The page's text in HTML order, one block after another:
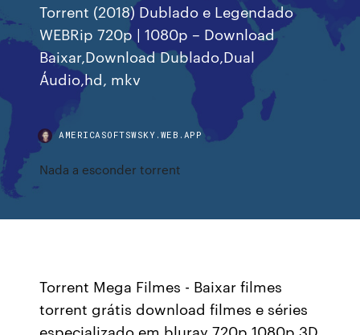
Torrent (2018) Dublado e Legendado
WEBRip 720p | 1080p – Download
Baixar,Download Dublado,Dual
Áudio,hd, mkv
AMERICASOFTSWSKY.WEB.APP
Nada a esconder torrent
Torrent Mega Filmes - Baixar filmes
torrent grátis download filmes e séries
especializado em bluray 720p 1080p 3D